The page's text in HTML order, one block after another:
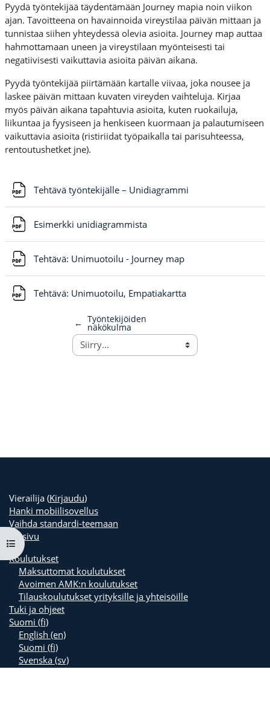
Avaa kurssisisältö
Pyydä työntekijää täydentämään Journey mapia noin viikon
ajan. Tavoitteena on havainnoida vireystilaa päivän mittaan ja
tunnistaa siihen yhteydessä olevia asioita. Journey map auttaa
hahmottamaan uneen ja vireystilaan myönteisesti tai
negatiivisesti vaikuttavia asioita päivän aikana.
Pyydä työntekijää piirtämään kartalle viivaa, joka nousee ja
laskee päivän mittaan kuvaten vireyden vaihteluja. Kirjaa
myös päivän aikana tapahtuvia asioita, kuten ruokailuja,
liikuntaa ja fyysiseen ja henkiseen kuormaan ja palautumiseen
vaikuttavia asioita (ristiriidat työpaikalla tai parisuhteessa,
rentoutushetket jne).
Tehtävä työntekijälle – Unidiagrammi
Esimerkki unidiagrammista
Tehtävä: Unimuotoilu - Journey map
Tehtävä: Unimuotoilu, Empatiakartta
← Työntekijöiden
näkökulma
Vierailija (Kirjaudu)
Hanki mobiilisovellus
Vaihda standardi-teemaan
Etusivu
Koulutukset
Maksuttomat koulutukset
Avoimen AMK:n koulutukset
Tilauskoulutukset yrityksille ja yhteisöille
Tuki ja ohjeet
Suomi ‎(fi)‎
English ‎(en)‎
Suomi ‎(fi)‎
Svenska ‎(sv)‎